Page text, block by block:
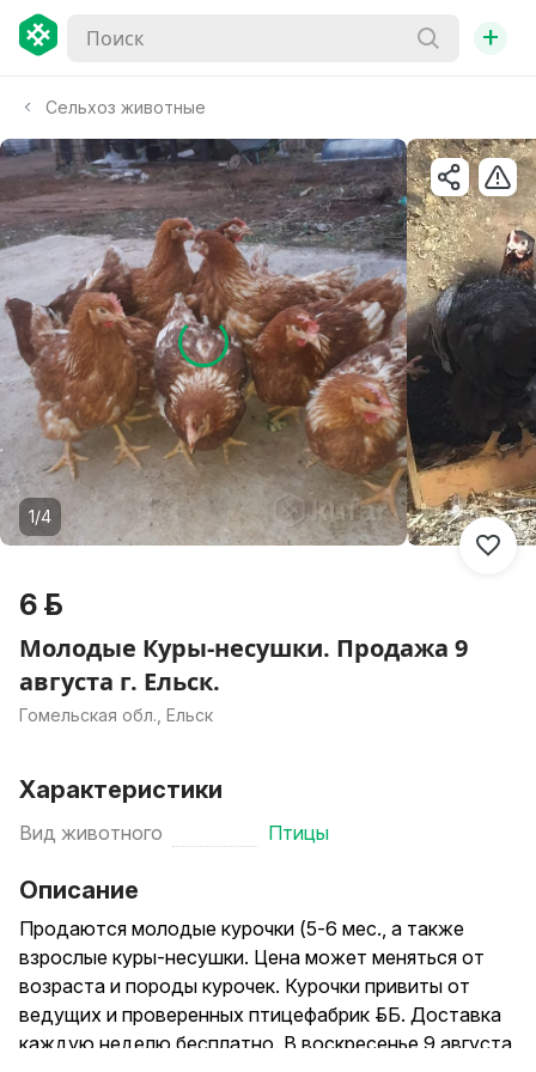
+
Сельхоз животные
1/4
6 р.
Молодые Куры-несушки. Продажа 9
августа г. Ельск.
Гомельская обл., Ельск
Характеристики
Вид животного Птицы
Описание
Продаются молодые курочки (5-6 мес., а также
взрослые куры-несушки. Цена может меняться от
возраста и породы курочек. Курочки привиты от
ведущих и проверенных птицефабрик Р.Б. Доставка
каждую неделю бесплатно. В воскресенье 9 августа